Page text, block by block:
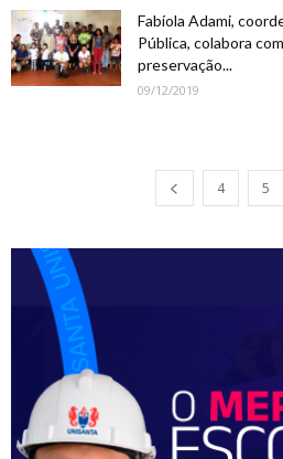
Fabíola Adami,
Pública, colabora
preservação...
09/12/2019
4 5